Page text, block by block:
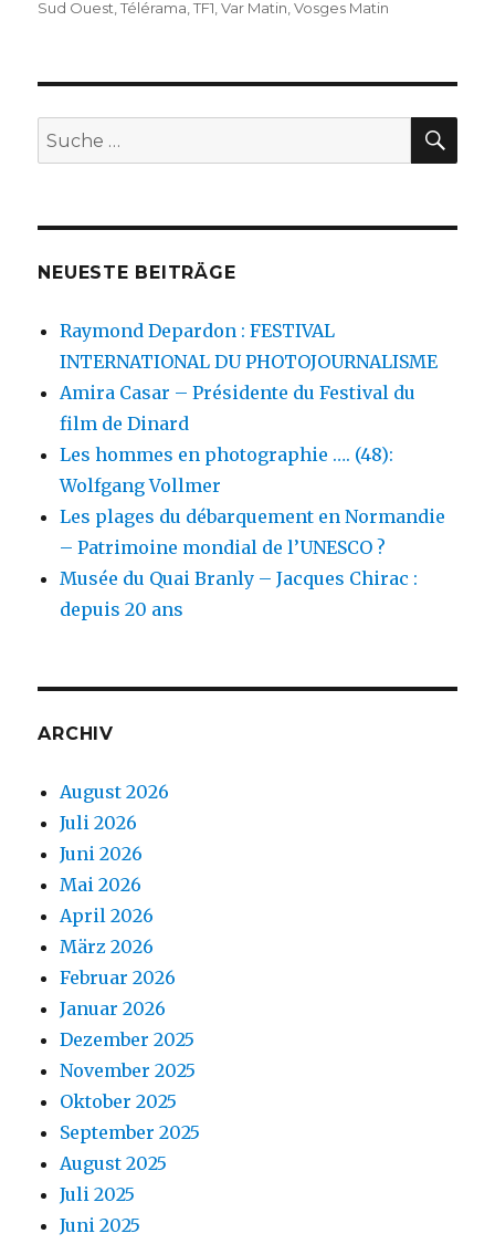
Sud Ouest,Télérama,TF1,Var Matin,Vosges Matin
Suche
nach:
NEUESTE BEITRÄGE
Raymond Depardon : FESTIVAL
INTERNATIONAL DU PHOTOJOURNALISME
Amira Casar – Présidente du Festival du
film de Dinard
Les hommes en photographie …. (48):
Wolfgang Vollmer
Les plages du débarquement en Normandie
– Patrimoine mondial de l’UNESCO ?
Musée du Quai Branly – Jacques Chirac :
depuis 20 ans
ARCHIV
August 2026
Juli 2026
Juni 2026
Mai 2026
April 2026
März 2026
Februar 2026
Januar 2026
Dezember 2025
November 2025
Oktober 2025
September 2025
August 2025
Juli 2025
Juni 2025